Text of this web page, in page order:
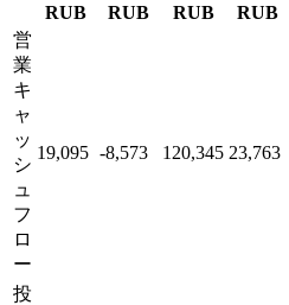
RUB
RUB
RUB
RUB
営
業
キ
ャ
ッ
シ
ュ
フ
ロ
ー
19,095 -8,573 120,345 23,763
投